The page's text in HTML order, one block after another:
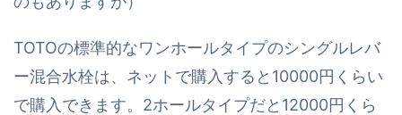
TOTOの標準的なワンホールタイプのシングルレバ
ー混合水栓は、ネットで購入すると10000円くらい
で購入できます。2ホールタイプだと12000円くら